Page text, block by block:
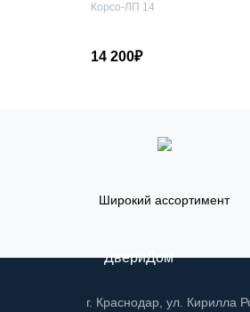
Корсо-ЛП 14
14 200₽
Широкий ассортимент
ДвериДом
г. Краснодар, ул. Кирилла